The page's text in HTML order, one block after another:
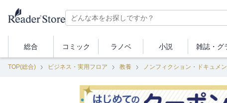
総合 コミック ラノベ 小説 雑誌・ グ
TOP(総合) ビジネス・実用フロア 教養 ノンフィクション・ドキュメ